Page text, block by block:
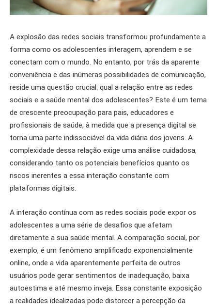
A explosão das redes sociais transformou profundamente a
forma como os adolescentes interagem, aprendem e se
conectam com o mundo. No entanto, por trás da aparente
conveniência e das inúmeras possibilidades de comunicação,
reside uma questão crucial: qual a relação entre as redes
sociais e a saúde mental dos adolescentes? Este é um tema
de crescente preocupação para pais, educadores e
profissionais de saúde, à medida que a presença digital se
torna uma parte indissociável da vida diária dos jovens. A
complexidade dessa relação exige uma análise cuidadosa,
considerando tanto os potenciais benefícios quanto os
riscos inerentes a essa interação constante com
plataformas digitais.
A interação contínua com as redes sociais pode expor os
adolescentes a uma série de desafios que afetam
diretamente a sua saúde mental. A comparação social, por
exemplo, é um fenômeno amplificado exponencialmente
online, onde a vida aparentemente perfeita de outros
usuários pode gerar sentimentos de inadequação, baixa
autoestima e até mesmo inveja. Essa constante exposição
a realidades idealizadas pode distorcer a percepção da